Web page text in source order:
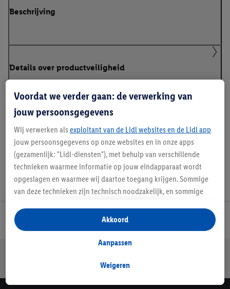
Beschrijving
Details over productveiligheid
Handleidingen en downloads
Lidl Nieuwsbrief
Veilig winkelen
Voordat we verder gaan: de verwerking van
jouw persoonsgegevens
Wij verwerken als exploitant van de Lidl websites en de Lidl app
jouw persoonsgegevens op onze websites en in onze apps
(gezamenlijk: "Lidl-diensten"), met behulp van verschillende
technieken waarmee informatie op jouw eindapparaat wordt
opgeslagen en waarmee wij daartoe toegang krijgen. Sommige
van deze technieken zijn technisch noodzakelijk, en sommige
opslaan van voorkeursinstellingen, het verzamelen en
analyseren van statistieken of voor het tonen van
gepersonaliseerde reclame binnen en buiten de Lidl-diensten.
gegevens over jouw aankoopgedrag in de winkel ook voor de
Weigeren
Aanpassen
Akkoord